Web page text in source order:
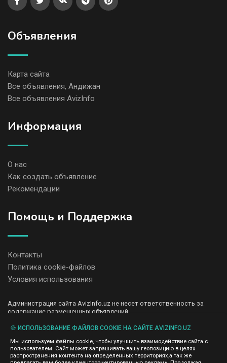
Объявления
Карта сайта
Все объявления, Андижан
Все объявления AvizInfo
Информация
О нас
Как создать объявление
Рекомендации
Помощь и Поддержка
Контакты
Политика cookie-файлов
Условия использования
Администрация сайта AvizInfo.uz не несет ответственность за
содержание размещенных объявлений.
передаем и не продаем личную информацию зарегистрированных
правила конфиденциальности сайтов на которые ссылается
AvizInfo.uz. На некоторых страницах нашего сайта представлена
реклама Google Adsense Advertising Network. Чтобы узнать
🍪 ИСПОЛЬЗОВАНИЕ ФАЙЛОВ COOKIE НА САЙТЕ AVIZINFO.UZ
Мы используем файлы cookie, чтобы улучшить взаимодействие сайта с
пользователем. Сайт может запрашивать вашу геопозицию в целях
распространения контента на определенных территориях,а так же